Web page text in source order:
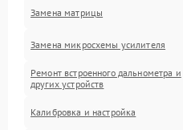
Замена матрицы
Замена микросхемы усилителя
Ремонт встроенного дальнометра и
других устройств
Калибровка и настройка